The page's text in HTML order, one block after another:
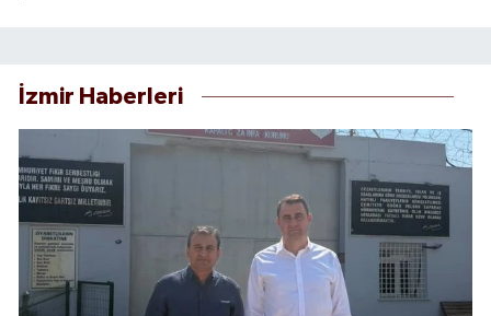
İzmir Haberleri